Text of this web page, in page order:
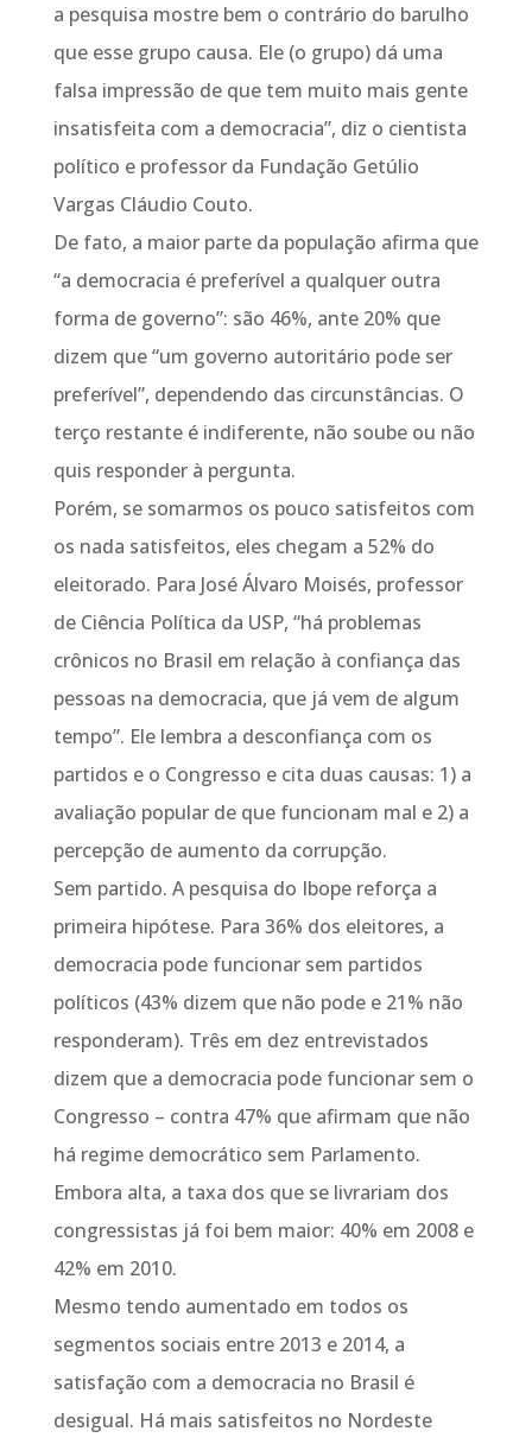
a pesquisa mostre bem o contrário do barulho
que esse grupo causa. Ele (o grupo) dá uma
falsa impressão de que tem muito mais gente
insatisfeita com a democracia”, diz o cientista
político e professor da Fundação Getúlio
Vargas Cláudio Couto.
De fato, a maior parte da população afirma que
“a democracia é preferível a qualquer outra
forma de governo”: são 46%, ante 20% que
dizem que “um governo autoritário pode ser
preferível”, dependendo das circunstâncias. O
terço restante é indiferente, não soube ou não
quis responder à pergunta.
Porém, se somarmos os pouco satisfeitos com
os nada satisfeitos, eles chegam a 52% do
eleitorado. Para José Álvaro Moisés, professor
de Ciência Política da USP, “há problemas
crônicos no Brasil em relação à confiança das
pessoas na democracia, que já vem de algum
tempo”. Ele lembra a desconfiança com os
partidos e o Congresso e cita duas causas: 1) a
avaliação popular de que funcionam mal e 2) a
percepção de aumento da corrupção.
Sem partido. A pesquisa do Ibope reforça a
primeira hipótese. Para 36% dos eleitores, a
democracia pode funcionar sem partidos
políticos (43% dizem que não pode e 21% não
responderam). Três em dez entrevistados
dizem que a democracia pode funcionar sem o
Congresso – contra 47% que afirmam que não
há regime democrático sem Parlamento.
Embora alta, a taxa dos que se livrariam dos
congressistas já foi bem maior: 40% em 2008 e
42% em 2010.
Mesmo tendo aumentado em todos os
segmentos sociais entre 2013 e 2014, a
satisfação com a democracia no Brasil é
desigual. Há mais satisfeitos no Nordeste